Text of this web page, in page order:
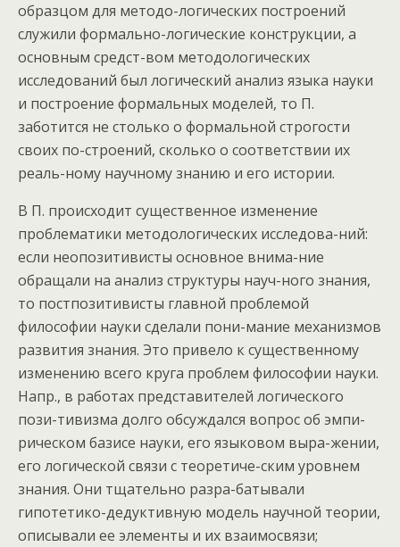
образцом для методо-логических построений
служили формально-логические конструкции, а
основным средст-вом методологических
исследований был логический анализ языка науки
и построение формальных моделей, то П.
заботится не столько о формальной строгости
своих по-строений, сколько о соответствии их
реаль-ному научному знанию и его истории.
В П. происходит существенное изменение
проблематики методологических исследова-ний:
если неопозитивисты основное внима-ние
обращали на анализ структуры науч-ного знания,
то постпозитивисты главной проблемой
философии науки сделали пони-мание механизмов
развития знания. Это привело к существенному
изменению всего круга проблем философии науки.
Напр., в работах представителей логического
пози-тивизма долго обсуждался вопрос об эмпи-
рическом базисе науки, его языковом выра-жении,
его логической связи с теоретиче-ским уровнем
знания. Они тщательно разра-батывали
гипотетико-дедуктивную модель научной теории,
описывали ее элементы и их взаимосвязи;